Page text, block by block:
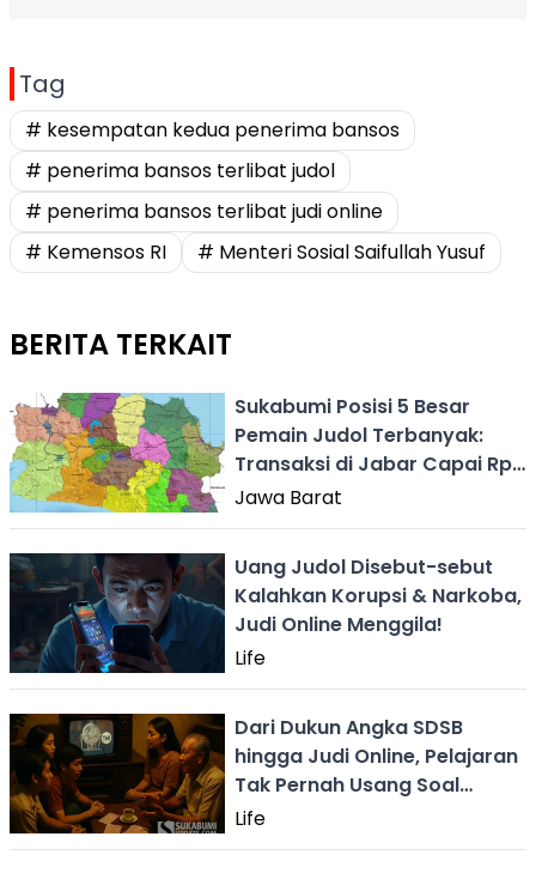
Tag
# kesempatan kedua penerima bansos
# penerima bansos terlibat judol
# penerima bansos terlibat judi online
# Kemensos RI
# Menteri Sosial Saifullah Yusuf
BERITA TERKAIT
Sukabumi Posisi 5 Besar
Pemain Judol Terbanyak:
Transaksi di Jabar Capai Rp
5,9 Triliun
Jawa Barat
Uang Judol Disebut-sebut
Kalahkan Korupsi & Narkoba,
Judi Online Menggila!
Life
Dari Dukun Angka SDSB
hingga Judi Online, Pelajaran
Tak Pernah Usang Soal
Candu & Kerugian yang
Selalu Relevan
Life